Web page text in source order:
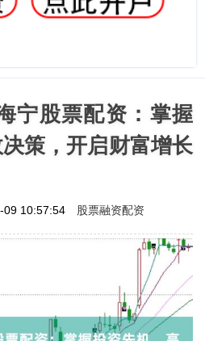
宁股票配资：掌握
策，开启财富增长
09 10:57:54 股票融资配资